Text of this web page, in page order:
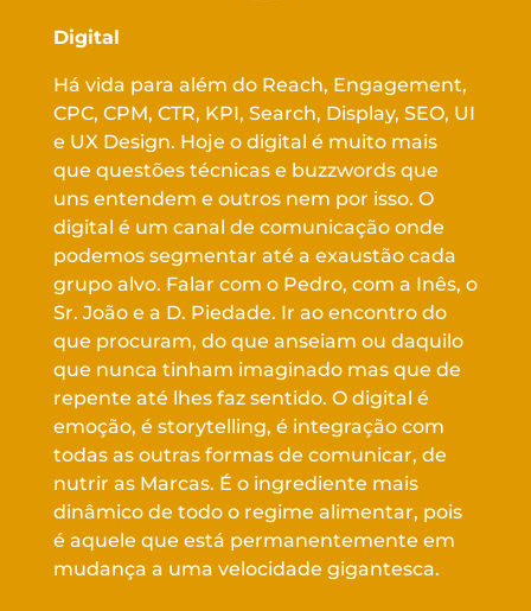
Digital
Há vida para além do Reach, Engagement,
CPC, CPM, CTR, KPI, Search, Display, SEO, UI
e UX Design. Hoje o digital é muito mais
que questões técnicas e buzzwords que
uns entendem e outros nem por isso. O
digital é um canal de comunicação onde
podemos segmentar até a exaustão cada
grupo alvo. Falar com o Pedro, com a Inês, o
Sr. João e a D. Piedade. Ir ao encontro do
que procuram, do que anseiam ou daquilo
que nunca tinham imaginado mas que de
repente até lhes faz sentido. O digital é
emoção, é storytelling, é integração com
todas as outras formas de comunicar, de
nutrir as Marcas. É o ingrediente mais
dinâmico de todo o regime alimentar, pois
é aquele que está permanentemente em
mudança a uma velocidade gigantesca.